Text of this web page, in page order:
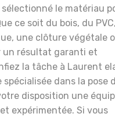
le matériau
ce soit du bois, du
une clôture végétale
un résultat garanti et
la tâche à Laurent
dans la pose
disposition une
expérimentée. Si vous